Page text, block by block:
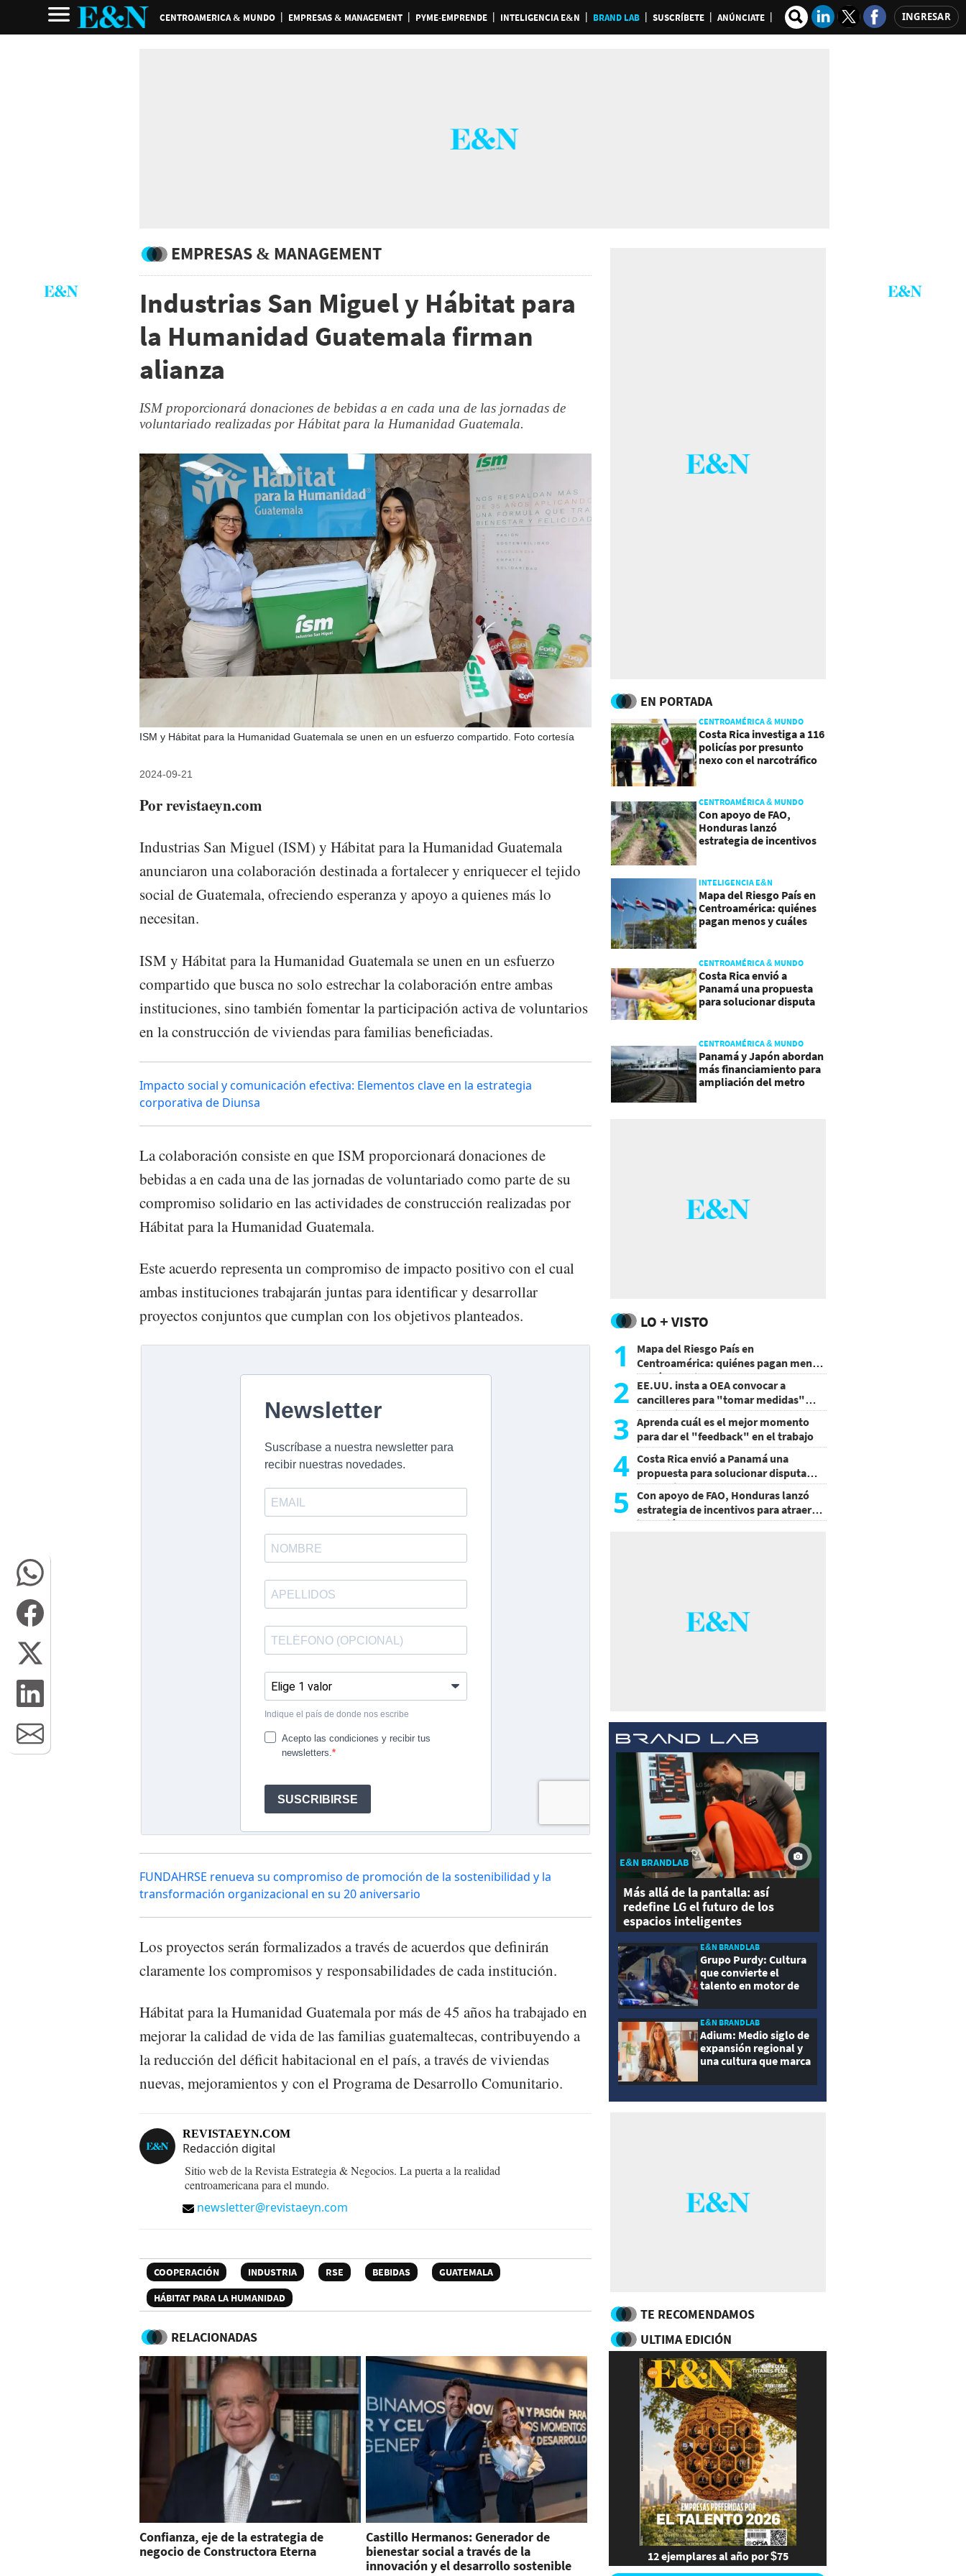
CENTROAMERICA & MUNDO EMPRESAS & MANAGEMENT PYME-EMPRENDE INTELIGENCIA E&N BRAND LAB SUSCRÍBETE ANÚNCIATE INGRESAR
EMPRESAS & MANAGEMENT
Industrias San Miguel y Hábitat para
la Humanidad Guatemala firman
alianza
ISM proporcionará donaciones de bebidas a en cada una de las jornadas de
voluntariado realizadas por Hábitat para la Humanidad Guatemala.
ISM y Hábitat para la Humanidad Guatemala se unen en un esfuerzo compartido. Foto cortesía
2024-09-21
Por revistaeyn.com
Industrias San Miguel (ISM) y Hábitat para la Humanidad Guatemala
anunciaron una colaboración destinada a fortalecer y enriquecer el tejido
social de Guatemala, ofreciendo esperanza y apoyo a quienes más lo
necesitan.
ISM y Hábitat para la Humanidad Guatemala se unen en un esfuerzo
compartido que busca no solo estrechar la colaboración entre ambas
instituciones, sino también fomentar la participación activa de voluntarios
en la construcción de viviendas para familias beneficiadas.
Impacto social y comunicación efectiva: Elementos clave en la estrategia
corporativa de Diunsa
La colaboración consiste en que ISM proporcionará donaciones de
bebidas a en cada una de las jornadas de voluntariado como parte de su
compromiso solidario en las actividades de construcción realizadas por
Hábitat para la Humanidad Guatemala.
Este acuerdo representa un compromiso de impacto positivo con el cual
ambas instituciones trabajarán juntas para identificar y desarrollar
proyectos conjuntos que cumplan con los objetivos planteados.
FUNDAHRSE renueva su compromiso de promoción de la sostenibilidad y la
transformación organizacional en su 20 aniversario
Los proyectos serán formalizados a través de acuerdos que definirán
claramente los compromisos y responsabilidades de cada institución.
Hábitat para la Humanidad Guatemala por más de 45 años ha trabajado en
mejorar la calidad de vida de las familias guatemaltecas, contribuyendo a
la reducción del déficit habitacional en el país, a través de viviendas
nuevas, mejoramientos y con el Programa de Desarrollo Comunitario.
REVISTAEYN.COM
Redacción digital
Sitio web de la Revista Estrategia & Negocios. La puerta a la realidad
centroamericana para el mundo.
newsletter@revistaeyn.com
COOPERACIÓN INDUSTRIA RSE BEBIDAS
GUATEMALA
HÁBITAT PARA LA HUMANIDAD
RELACIONADAS
Confianza, eje de la estrategia de
negocio de Constructora Eterna
Castillo Hermanos: Generador de
bienestar social a través de la
innovación y el desarrollo sostenible
EN PORTADA
CENTROAMÉRICA & MUNDO
Costa Rica investiga a 116
policías por presunto
nexo con el narcotráfico
CENTROAMÉRICA & MUNDO
Con apoyo de FAO,
Honduras lanzó
estrategia de incentivos
INTELIGENCIA E&N
Mapa del Riesgo País en
Centroamérica: quiénes
pagan menos y cuáles
CENTROAMÉRICA & MUNDO
Costa Rica envió a
Panamá una propuesta
para solucionar disputa
CENTROAMÉRICA & MUNDO
Panamá y Japón abordan
más financiamiento para
ampliación del metro
LO + VISTO
1
Mapa del Riesgo País en
Centroamérica: quiénes pagan menos
y cuáles mejoraron
2 EE.UU. insta a OEA convocar a
cancilleres para "tomar medidas"
sobre Nicaragua
3 Aprenda cuál es el mejor momento
para dar el "feedback" en el trabajo
4 Costa Rica envió a Panamá una
propuesta para solucionar disputa
comercial
5
Con apoyo de FAO, Honduras lanzó
estrategia de incentivos para atraer
inversión al agro
E&N BRANDLAB
Más allá de la pantalla: así
redefine LG el futuro de los
espacios inteligentes
E&N BRANDLAB
Grupo Purdy: Cultura
que convierte el
talento en motor de
E&N BRANDLAB
Adium: Medio siglo de
expansión regional y
una cultura que marca
TE RECOMENDAMOS
ULTIMA EDICIÓN
12 ejemplares al año por $75